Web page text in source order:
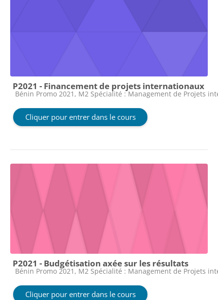
P2021 - Financement de projets internationaux
Catégorie de cours
Bénin Promo 2021, M2 Spécialité : Management de Projets
Cliquer pour entrer dans le cours
P2021 - Budgétisation axée sur les résultats
Catégorie de cours
Bénin Promo 2021, M2 Spécialité : Management de Projets
Cliquer pour entrer dans le cours